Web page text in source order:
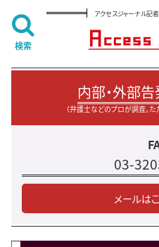
アクセスジャーナル
内部・外部告
（弁護士などのプロが調査。た
03-
メールは
検索